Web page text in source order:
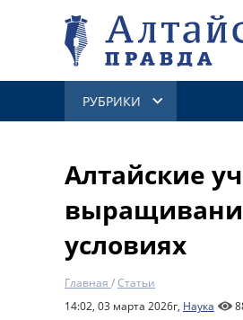
РУБРИКИ
Алтайские
условиях
Главная /Статьи
14:02, 03 марта 2026г, Наука